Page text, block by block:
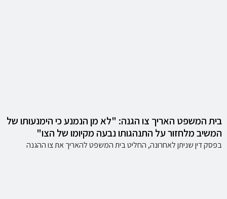
בית המשפט האריך צו הגנה: "לא מן הנמנע כי הימנעותו של
המשיב מלחזור על התנהגותו נבעה מקיומו של הצו"
בפסק דין שניתן לאחרונה, החליט בית המשפט להאריך את צו ההגנה